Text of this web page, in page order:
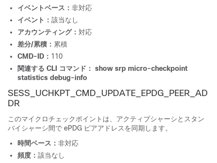
イベントベース： 非対応
イベント： 該当なし
アカウンティング： 対応
差分/累積： 累積
CMD-ID： 110
関連する CLI コマンド： show srp micro-checkpoint
statistics debug-info
SESS_UCHKPT_CMD_UPDATE_EPDG_PEER_AD
DR
このマイクロチェックポイントは、アクティブシャーシとスタン
バイシャーシ間で ePDG ピアアドレスを同期します。
時間ベース： 非対応
頻度： 該当なし